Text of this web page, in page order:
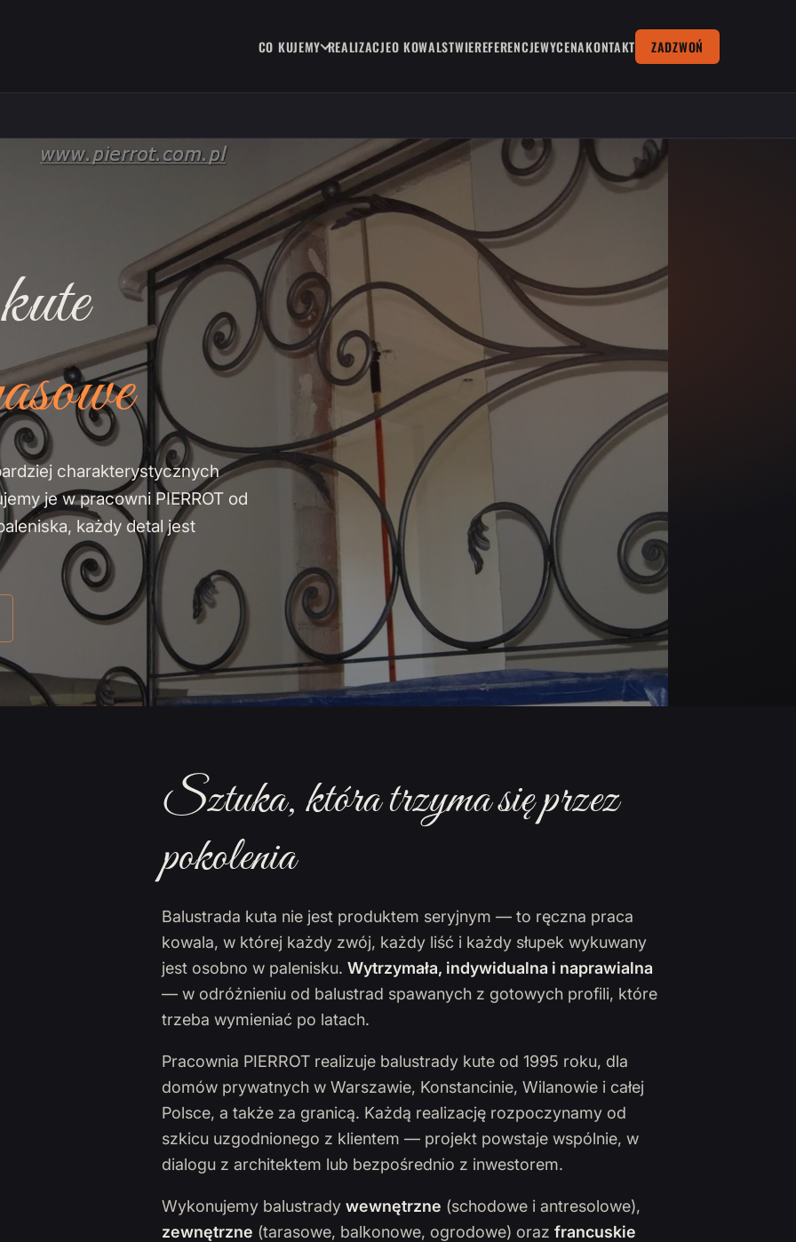
CO KUJEMY REALIZACJEO KOWALSTWIEREFERENCJEWYCENAKONTAKT ZADZWOŃ
charakterystycznych
je w pracowni PIERROT od
każdy detal jest
Sztuka, która trzyma się przez
pokolenia
Balustrada kuta nie jest produktem seryjnym — to ręczna praca
kowala, w której każdy zwój, każdy liść i każdy słupek wykuwany
jest osobno w palenisku. Wytrzymała, indywidualna i naprawialna
— w odróżnieniu od balustrad spawanych z gotowych profili, które
trzeba wymieniać po latach.
Pracownia PIERROT realizuje balustrady kute od 1995 roku, dla
domów prywatnych w Warszawie, Konstancinie, Wilanowie i całej
Polsce, a także za granicą. Każdą realizację rozpoczynamy od
szkicu uzgodnionego z klientem — projekt powstaje wspólnie, w
dialogu z architektem lub bezpośrednio z inwestorem.
Wykonujemy balustrady wewnętrzne (schodowe i antresolowe),
zewnętrzne (tarasowe, balkonowe, ogrodowe) oraz francuskie